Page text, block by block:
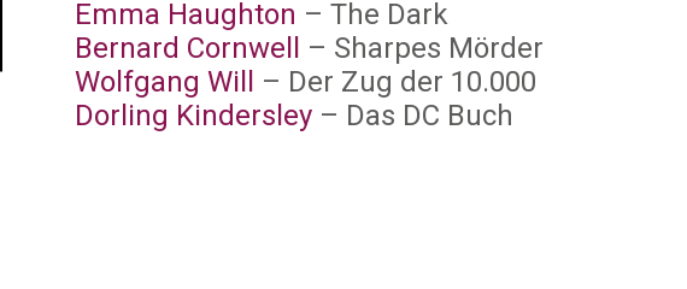
Emma Haughton – The Dark
Bernard Cornwell – Sharpes Mörder
Wolfgang Will – Der Zug der 10.000
Dorling Kindersley – Das DC Buch